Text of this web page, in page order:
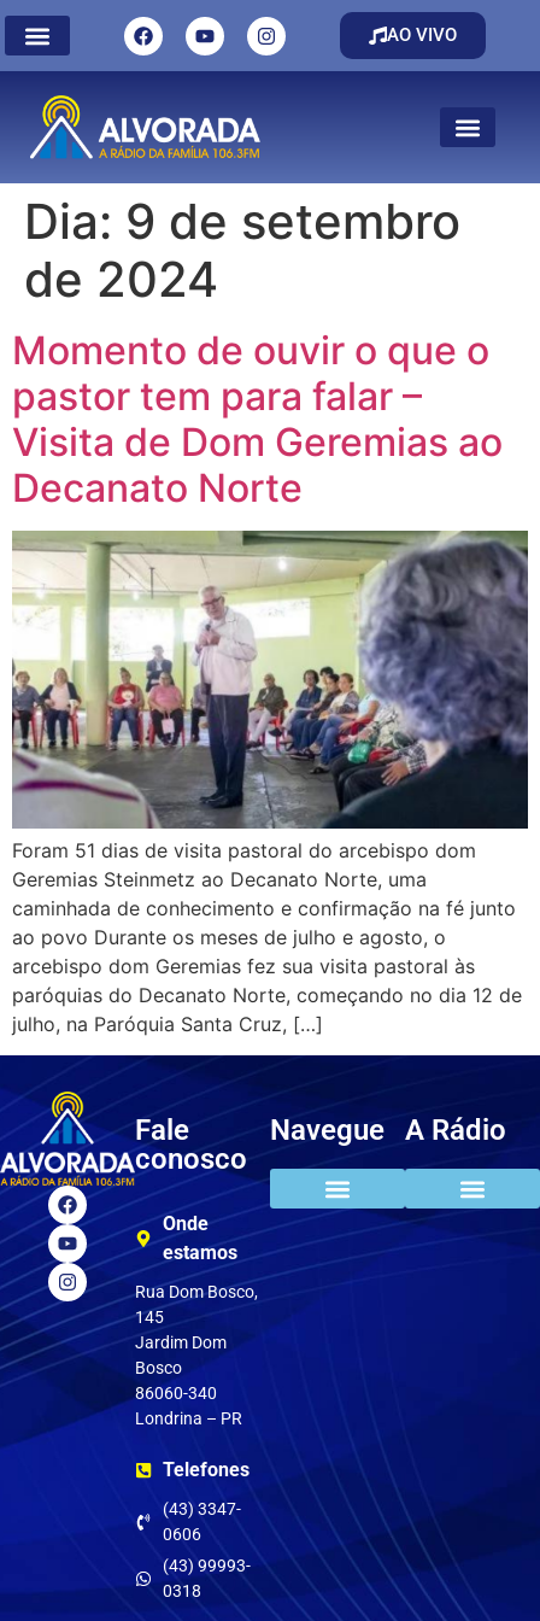
AO VIVO
Dia: 9 de setembro
de 2024
Momento de ouvir o que o
pastor tem para falar –
Visita de Dom Geremias ao
Decanato Norte
Foram 51 dias de visita pastoral do arcebispo dom
Geremias Steinmetz ao Decanato Norte, uma
caminhada de conhecimento e confirmação na fé junto
ao povo Durante os meses de julho e agosto, o
arcebispo dom Geremias fez sua visita pastoral às
paróquias do Decanato Norte, começando no dia 12 de
julho, na Paróquia Santa Cruz, […]
Fale
conosco
Onde
estamos
Rua Dom Bosco,
145
Jardim Dom
Bosco
86060-340
Londrina – PR
Telefones
(43) 3347-
0606
(43) 99993-
0318
Navegue A Rádio